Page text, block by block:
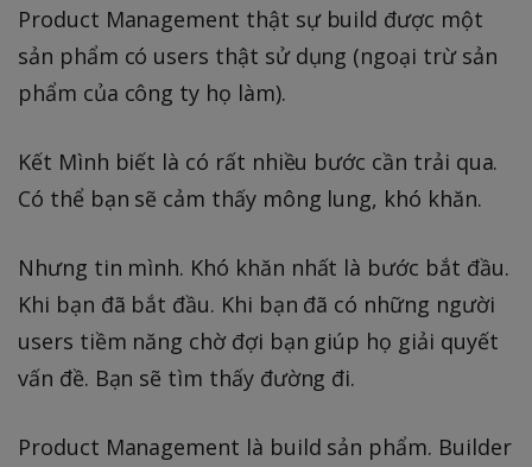
Product Management thật sự build được một
sản phẩm có users thật sử dụng (ngoại trừ sản
phẩm của công ty họ làm).
Kết Mình biết là có rất nhiều bước cần trải qua.
Có thể bạn sẽ cảm thấy mông lung, khó khăn.
Nhưng tin mình. Khó khăn nhất là bước bắt đầu.
Khi bạn đã bắt đầu. Khi bạn đã có những người
users tiềm năng chờ đợi bạn giúp họ giải quyết
vấn đề. Bạn sẽ tìm thấy đường đi.
Product Management là build sản phẩm. Builder